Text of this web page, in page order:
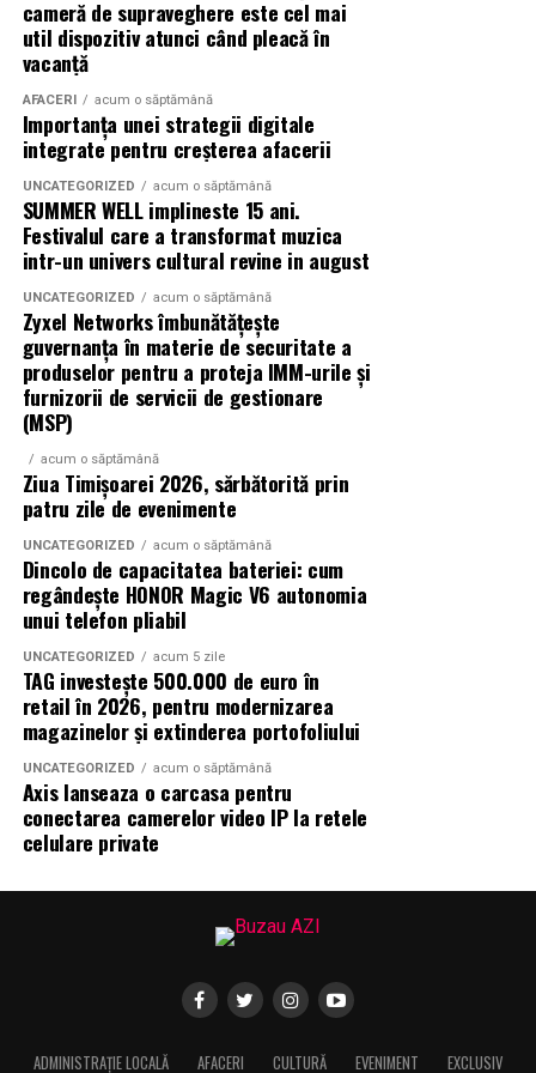
online într-o sursă constantă de oportunități și
creștere.
(Advertorial)
constrângeri comerciale și fără limitări de cost.
Rezultatul este o colecție de parfumuri moderne,
construite în jurul creativității și al ingredientelor
premium.
Pentru cei care vor să descopere mai mult decât
parfumul din sticlă, Oriflame a lansat și o serie
episoade disponibile pe YouTube
, unde poate fi urmărit
întregul proces de creație, de la inspirație și alegerea
ingredientelor până la competiția dintre parfumieri.
Ce parfum alegi vara?Nu există un răspuns universal.
Dacă îți plac parfumurile proaspete, citrice și energice,
ingredientele precum lime-ul sunt alegerea ideală. Dacă
preferi aromele calde, exotice și cu personalitate, notele
pentru serile de vară.
Indiferent de preferințe, sezonul cald este momentul
ideal să experimentezi și să descoperi parfumuri
inspirate din universul parfumeriei de nișă. Iar
ingredientele premium, creativitatea și accesibilitatea
pot exista în aceeași sticlă.
cameră de supraveghere este cel mai
util dispozitiv atunci când pleacă în
vacanță
AFACERI acum o săptămână
Importanța unei strategii digitale
integrate pentru creșterea afacerii
UNCATEGORIZED acum o săptămână
SUMMER WELL implineste 15 ani.
Festivalul care a transformat muzica
intr-un univers cultural revine in august
UNCATEGORIZED acum o săptămână
Zyxel Networks îmbunătățește
guvernanța în materie de securitate a
produselor pentru a proteja IMM-urile și
furnizorii de servicii de gestionare
(MSP)
acum o săptămână
Ziua Timișoarei 2026, sărbătorită prin
patru zile de evenimente
UNCATEGORIZED acum o săptămână
Dincolo de capacitatea bateriei: cum
regândește HONOR Magic V6 autonomia
unui telefon pliabil
UNCATEGORIZED acum 5 zile
TAG investește 500.000 de euro în
retail în 2026, pentru modernizarea
magazinelor și extinderea portofoliului
UNCATEGORIZED acum o săptămână
Axis lanseaza o carcasa pentru
conectarea camerelor video IP la retele
celulare private
ADMINISTRAȚIE LOCALĂ AFACERI CULTURĂ EVENIMENT EXCLUSIV